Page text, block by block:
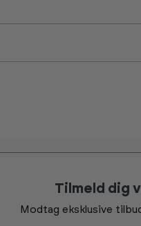
Tilmeld dig
Modtag eksklusive